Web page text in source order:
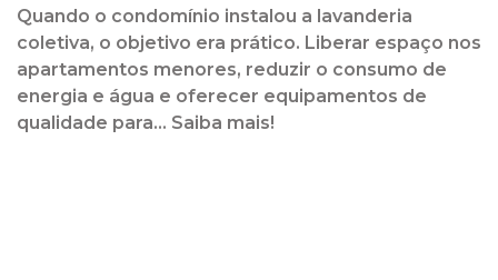
Quando o condomínio instalou a lavanderia
coletiva, o objetivo era prático. Liberar espaço nos
apartamentos menores, reduzir o consumo de
energia e água e oferecer equipamentos de
qualidade para... Saiba mais!